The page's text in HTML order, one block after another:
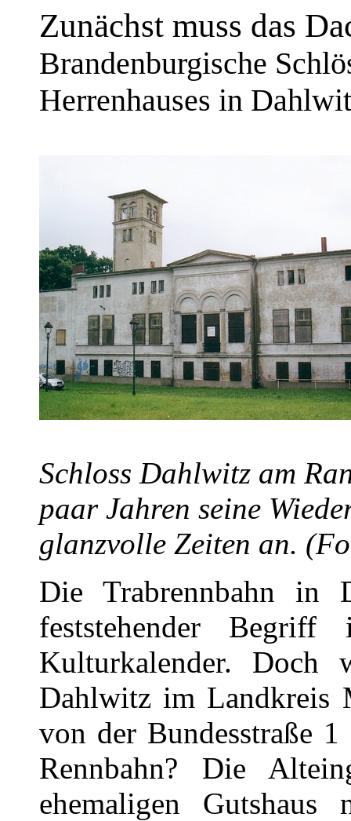
Zunächst muss das
Brandenburgische
Herrenhauses in
Schloss Dahlwitz am
paar Jahren seine
glanzvolle Zeiten an.
Die Trabrennbahn in
feststehender
Kulturkalender. Doch
Dahlwitz im Landkreis
von der Bundesstraße
Rennbahn? Die
ehemaligen Gutshaus